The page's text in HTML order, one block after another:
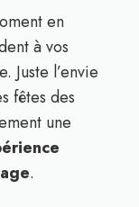
en
à vos
Juste l’envie
fêtes des
une
.